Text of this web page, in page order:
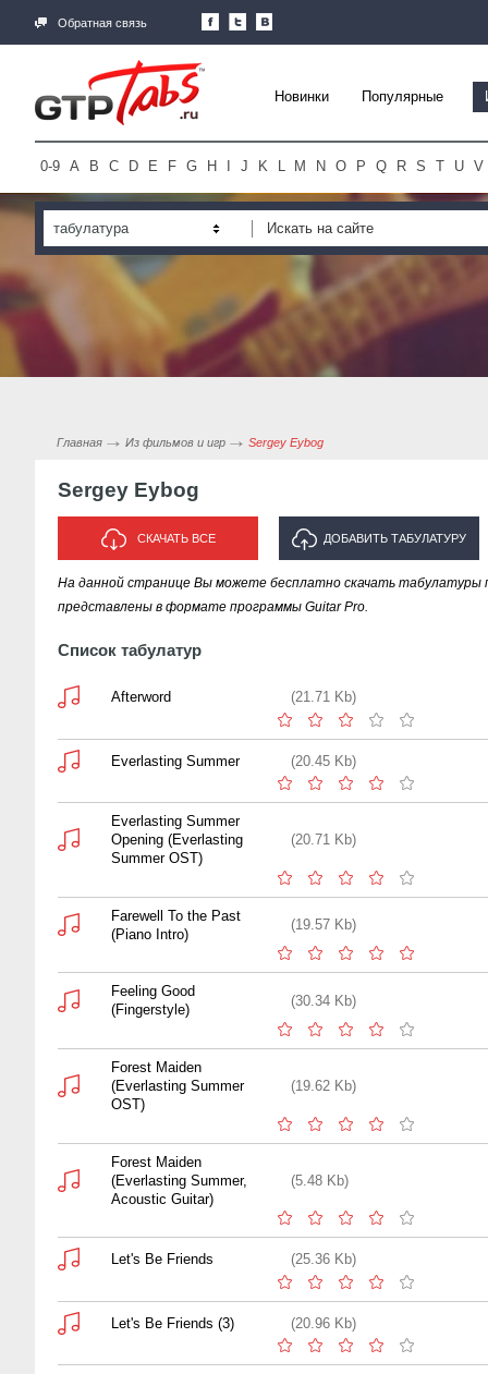
Обратная связь
Новинки Популярные
0-9 A B C D E F G H J K L M N O P Q R S T U V
табулатура
Главная Из фильмов и игр Sergey Eybog
Sergey Eybog
СКАЧАТЬ ВСЕ ДОБАВИТЬ ТАБУЛАТУРУ
ИСПОЛНИТЕЛЯ "SERGEY EYBOG"
На данной странице Вы можете бесплатно скачать табулатуры
представлены в формате программы Guitar Pro.
Список табулатур
Afterword (21.71 Kb)
Everlasting Summer (20.45 Kb)
Everlasting Summer
Opening (Everlasting
Summer OST)
(20.71 Kb)
Farewell To the Past
(Piano Intro)
(19.57 Kb)
Feeling Good
(Fingerstyle)
(30.34 Kb)
Forest Maiden
(Everlasting Summer
OST)
(19.62 Kb)
Forest Maiden
(Everlasting Summer,
Acoustic Guitar)
(5.48 Kb)
Let's Be Friends (25.36 Kb)
Let's Be Friends (3) (20.96 Kb)